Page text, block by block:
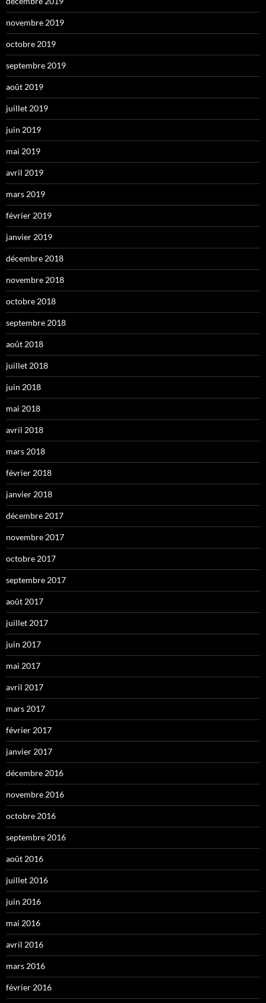
novembre 2019
octobre 2019
septembre 2019
août 2019
juillet 2019
juin 2019
mai 2019
avril 2019
mars 2019
février 2019
janvier 2019
décembre 2018
novembre 2018
octobre 2018
septembre 2018
août 2018
juillet 2018
juin 2018
mai 2018
avril 2018
mars 2018
février 2018
janvier 2018
décembre 2017
novembre 2017
octobre 2017
septembre 2017
août 2017
juillet 2017
juin 2017
mai 2017
avril 2017
mars 2017
février 2017
janvier 2017
décembre 2016
novembre 2016
octobre 2016
septembre 2016
août 2016
juillet 2016
juin 2016
mai 2016
avril 2016
mars 2016
février 2016